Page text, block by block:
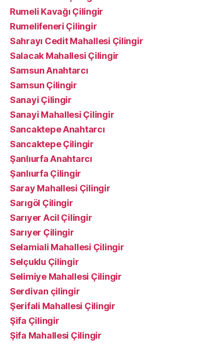
Rumeli Kavağı Çilingir
Rumelifeneri Çilingir
Sahrayı Cedit Mahallesi Çilingir
Salacak Mahallesi Çilingir
Samsun Anahtarcı
Samsun Çilingir
Sanayi Çilingir
Sanayi Mahallesi Çilingir
Sancaktepe Anahtarcı
Sancaktepe Çilingir
Şanlıurfa Anahtarcı
Şanlıurfa Çilingir
Saray Mahallesi Çilingir
Sarıgöl Çilingir
Sarıyer Acil Çilingir
Sarıyer Çilingir
Selamiali Mahallesi Çilingir
Selçuklu Çilingir
Selimiye Mahallesi Çilingir
Serdivan çilingir
Şerifali Mahallesi Çilingir
Şifa Çilingir
Şifa Mahallesi Çilingir